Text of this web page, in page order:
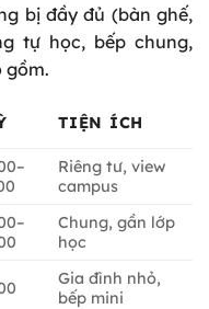
bị đầy đủ (bàn ghế,
tự học, bếp chung,
gồm.
TIỆN ÍCH
Riêng tư, view
campus
Chung, gần lớp
học
Gia đình nhỏ,
bếp mini